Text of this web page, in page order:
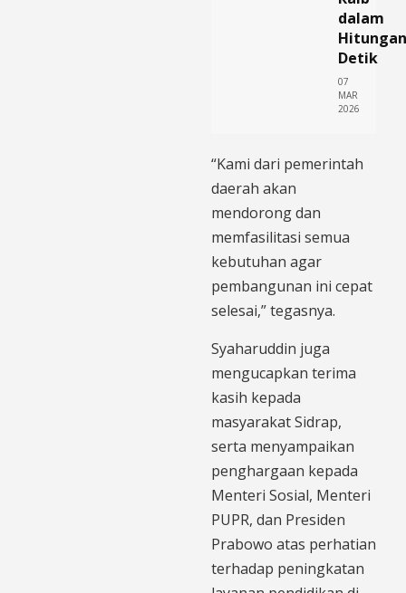
dalam
Hitungan
Detik
07
MAR
2026
“Kami dari pemerintah
daerah akan
mendorong dan
memfasilitasi semua
kebutuhan agar
pembangunan ini cepat
selesai,” tegasnya.
Syaharuddin juga
mengucapkan terima
kasih kepada
masyarakat Sidrap,
serta menyampaikan
penghargaan kepada
Menteri Sosial, Menteri
PUPR, dan Presiden
Prabowo atas perhatian
terhadap peningkatan